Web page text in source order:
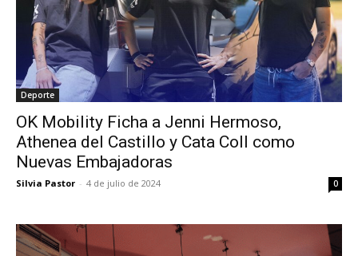
Deporte
OK Mobility Ficha a Jenni Hermoso,
Athenea del Castillo y Cata Coll como
Nuevas Embajadoras
Silvia Pastor - 4 de julio de 2024 0